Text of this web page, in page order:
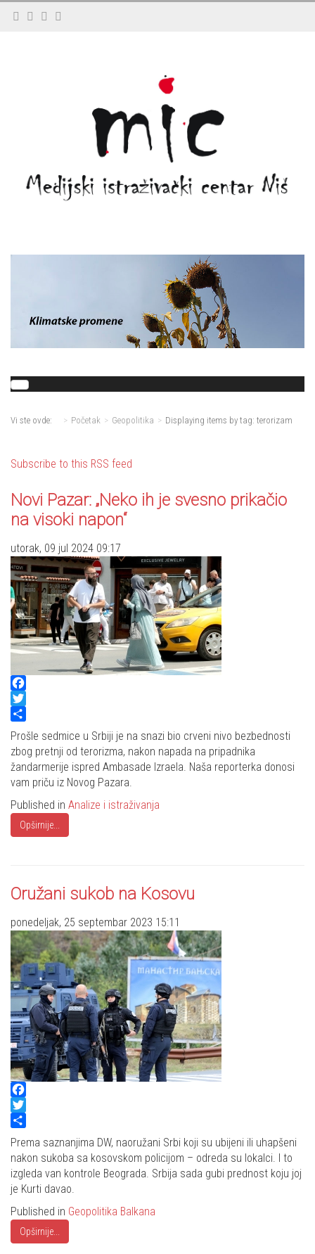
Vi ste ovde: Početak Geopolitika Displaying items by tag: terorizam
Subscribe to this RSS feed
Novi Pazar: „Neko ih je svesno prikačio
na visoki napon“
utorak, 09 jul 2024 09:17
Facebook
Twitter
Share
Prošle sedmice u Srbiji je na snazi bio crveni nivo bezbednosti
zbog pretnji od terorizma, nakon napada na pripadnika
žandarmerije ispred Ambasade Izraela. Naša reporterka donosi
vam priču iz Novog Pazara.
Published in Analize i istraživanja
Opširnije...
Oružani sukob na Kosovu
ponedeljak, 25 septembar 2023 15:11
Facebook
Twitter
Share
Prema saznanjima DW, naoružani Srbi koji su ubijeni ili uhapšeni
nakon sukoba sa kosovskom policijom – odreda su lokalci. I to
izgleda van kontrole Beograda. Srbija sada gubi prednost koju joj
je Kurti davao.
Published in Geopolitika Balkana
Opširnije...